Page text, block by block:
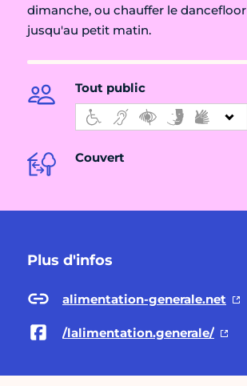
dimanche, ou chauffer le dancefloor
jusqu'au petit matin.
Tout public
Couvert
Plus d'infos
alimentation-generale.net
/lalimentation.generale/